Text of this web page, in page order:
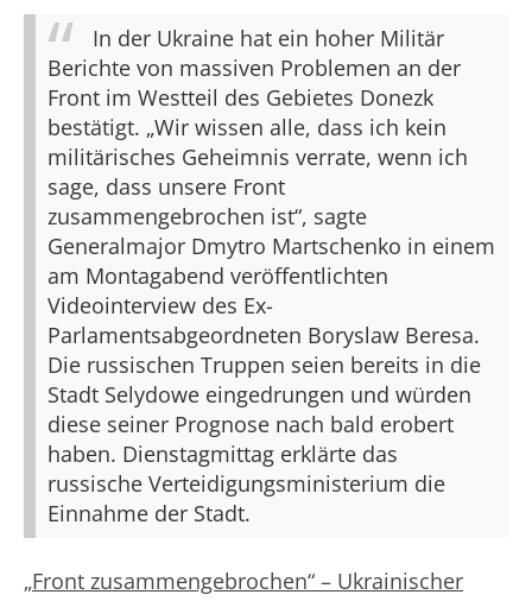
In der Ukraine hat ein hoher Militär
Berichte von massiven Problemen an der
Front im Westteil des Gebietes Donezk
bestätigt. „Wir wissen alle, dass ich kein
militärisches Geheimnis verrate, wenn ich
sage, dass unsere Front
zusammengebrochen ist“, sagte
Generalmajor Dmytro Martschenko in einem
am Montagabend veröffentlichten
Videointerview des Ex-
Parlamentsabgeordneten Boryslaw Beresa.
Die russischen Truppen seien bereits in die
Stadt Selydowe eingedrungen und würden
diese seiner Prognose nach bald erobert
haben. Dienstagmittag erklärte das
russische Verteidigungsministerium die
Einnahme der Stadt.
„Front zusammengebrochen“ – Ukrainischer